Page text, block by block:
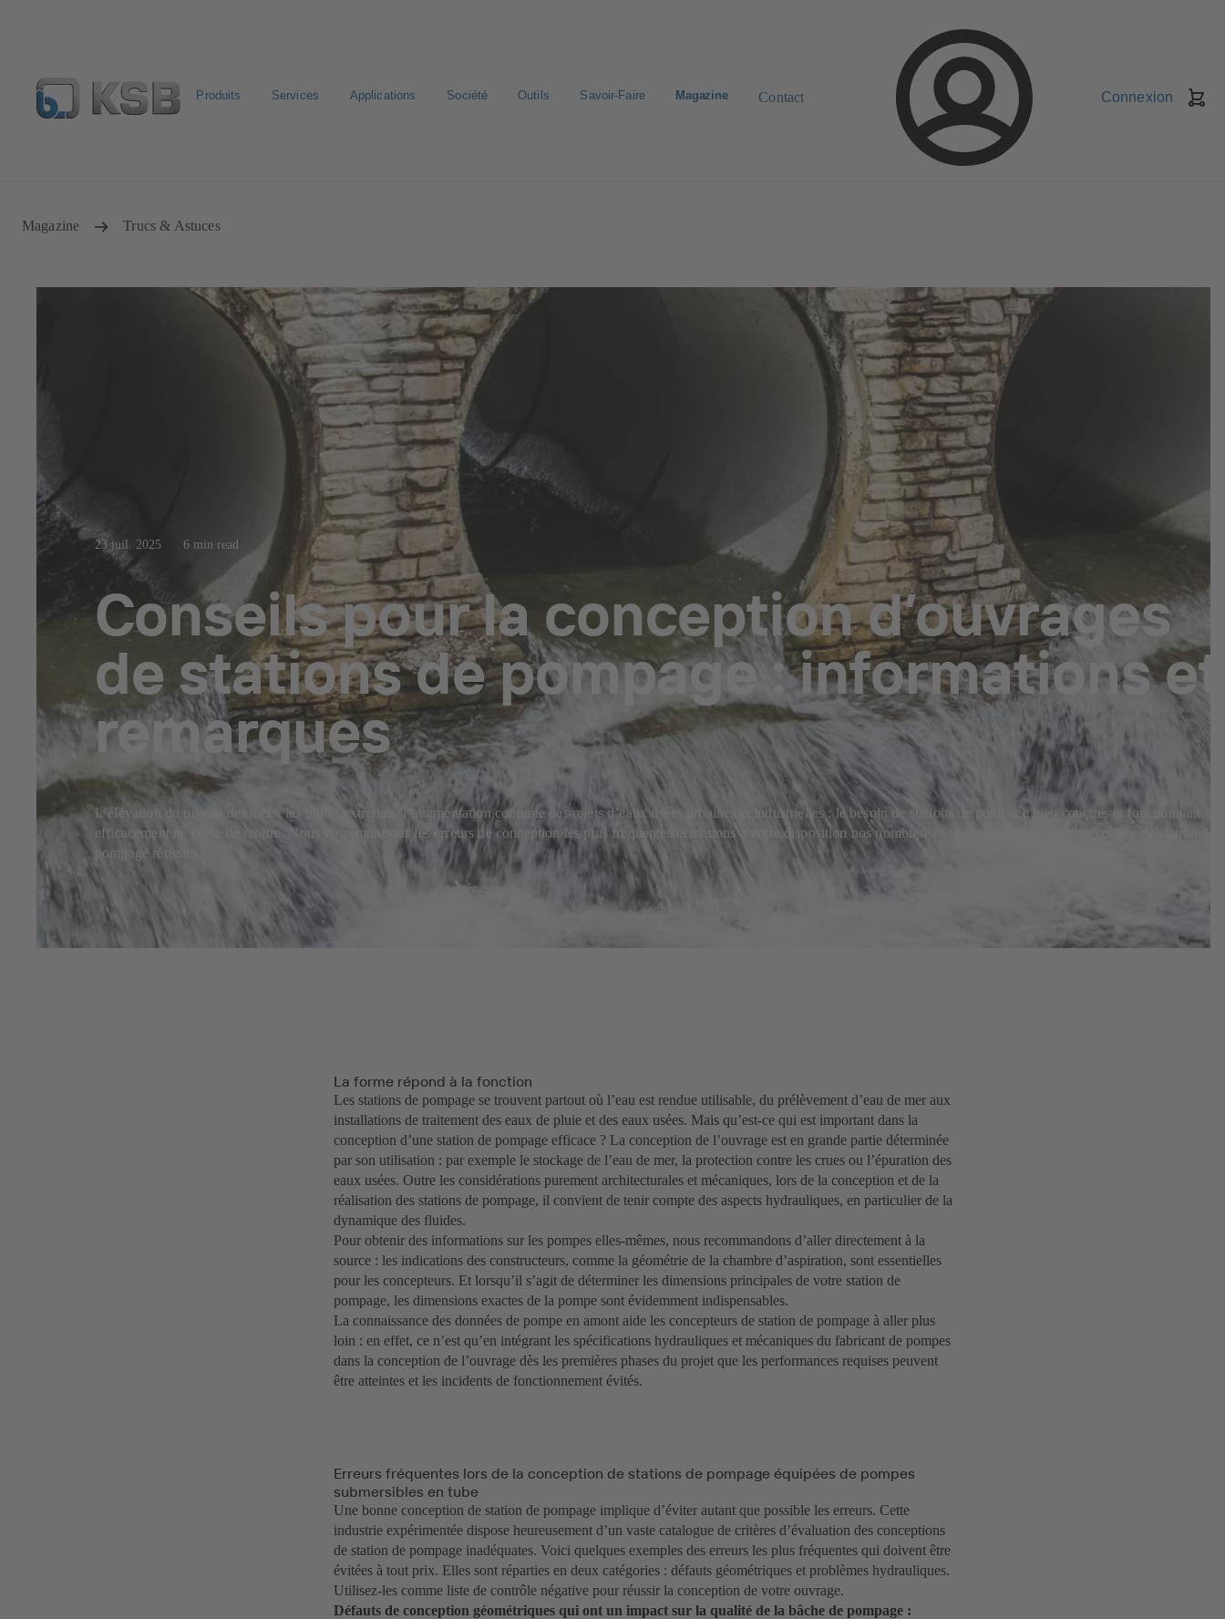
Produits Services Applications Société Outils Savoir-Faire Magazine Contact Connexion
Magazine Trucs & Astuces
23 juil. 2025 6 min read
Conseils pour la conception d’ouvrages
de stations de pompage : informations et
remarques
L’élévation du niveau des mers, les pluies extrêmes, l’augmentation continue des rejets d’eaux usées urbaines et industrielles : le besoin de stations de pompage bien conçues et fonctionnant
efficacement ne cesse de croître. Nous vous montrons les erreurs de conception les plus fréquentes et mettons à votre disposition nos nombreuses ressources pour des conceptions de station de
pompage réussies.
La forme répond à la fonction
Les stations de pompage se trouvent partout où l’eau est rendue utilisable, du prélèvement d’eau de mer aux
installations de traitement des eaux de pluie et des eaux usées. Mais qu’est-ce qui est important dans la
conception d’une station de pompage efficace ? La conception de l’ouvrage est en grande partie déterminée
par son utilisation : par exemple le stockage de l’eau de mer, la protection contre les crues ou l’épuration des
eaux usées. Outre les considérations purement architecturales et mécaniques, lors de la conception et de la
réalisation des stations de pompage, il convient de tenir compte des aspects hydrauliques, en particulier de la
dynamique des fluides.
Pour obtenir des informations sur les pompes elles-mêmes, nous recommandons d’aller directement à la
source : les indications des constructeurs, comme la géométrie de la chambre d’aspiration, sont essentielles
pour les concepteurs. Et lorsqu’il s’agit de déterminer les dimensions principales de votre station de
pompage, les dimensions exactes de la pompe sont évidemment indispensables.
La connaissance des données de pompe en amont aide les concepteurs de station de pompage à aller plus
loin : en effet, ce n’est qu’en intégrant les spécifications hydrauliques et mécaniques du fabricant de pompes
dans la conception de l’ouvrage dès les premières phases du projet que les performances requises peuvent
être atteintes et les incidents de fonctionnement évités.
Erreurs fréquentes lors de la conception de stations de pompage équipées de pompes
submersibles en tube
Une bonne conception de station de pompage implique d’éviter autant que possible les erreurs. Cette
industrie expérimentée dispose heureusement d’un vaste catalogue de critères d’évaluation des conceptions
de station de pompage inadéquates. Voici quelques exemples des erreurs les plus fréquentes qui doivent être
évitées à tout prix. Elles sont réparties en deux catégories : défauts géométriques et problèmes hydrauliques.
Utilisez-les comme liste de contrôle négative pour réussir la conception de votre ouvrage.
Défauts de conception géométriques qui ont un impact sur la qualité de la bâche de pompage :